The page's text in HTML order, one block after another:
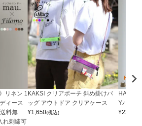
リネン 1
ィース
料無
れ刺繍可
KAKSI クリアポーチ 斜め掛けバ
ッグ アウトドア クリアケース
¥1,650(税込)
Yバッグ
¥22,000